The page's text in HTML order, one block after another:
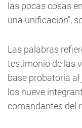
las pocas cosas
una unificación",
Las palabras
testimonio de las
base probatoria
los nueve
comandantes del